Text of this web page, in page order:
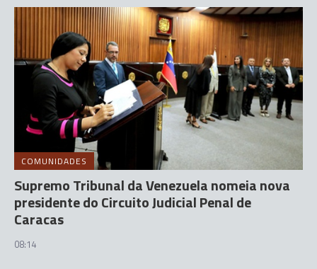
COMUNIDADES
Supremo Tribunal da Venezuela nomeia nova
presidente do Circuito Judicial Penal de
Caracas
08:14